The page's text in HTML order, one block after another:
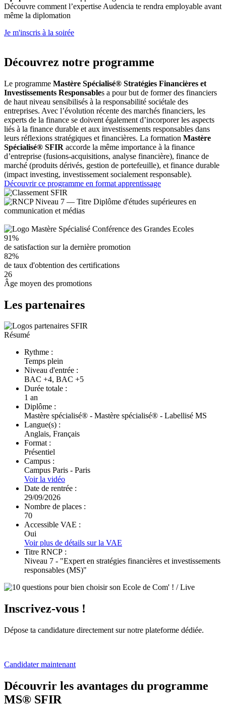
Découvre comment l’expertise Audencia te rendra employable avant
même la diplomation
Je m'inscris à la soirée
Découvrez notre programme
Le programme Mastère Spécialisé® Stratégies Financières et
Investissements Responsables a pour but de former des financiers
de haut niveau sensibilisés à la responsabilité sociétale des
entreprises. Avec l’évolution récente des marchés financiers, les
experts de la finance se doivent également d’incorporer les aspects
liés à la finance durable et aux investissements responsables dans
leurs réflexions stratégiques et financières. La formation Mastère
Spécialisé® SFIR accorde la même importance à la finance
d’entreprise (fusions-acquisitions, analyse financière), finance de
marché (produits dérivés, gestion de portefeuille), et finance durable
(impact investing, investissement socialement responsable).
Découvrir ce programme en format apprentissage
91%
de satisfaction sur la dernière promotion
82%
de taux d'obtention des certifications
26
Âge moyen des promotions
Les partenaires
Résumé
Rythme :
Temps plein
Niveau d'entrée :
BAC +4, BAC +5
Durée totale :
1 an
Diplôme :
Mastère spécialisé® - Mastère spécialisé® - Labellisé MS
Langue(s) :
Anglais, Français
Format :
Présentiel
Campus :
Campus Paris - Paris
Voir la vidéo
Date de rentrée :
29/09/2026
Nombre de places :
70
Accessible VAE :
Oui
Voir plus de détails sur la VAE
Titre RNCP :
Niveau 7 - "Expert en stratégies financières et investissements
responsables (MS)"
Inscrivez-vous !
Dépose ta candidature directement sur notre plateforme dédiée.
Candidater maintenant
Découvrir les avantages du programme
MS® SFIR